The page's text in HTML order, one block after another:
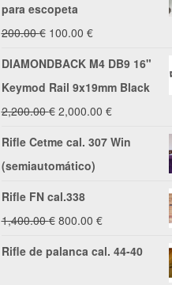
para escopeta
200.00€ El
precio
original
100.00 €El
precio
actual
DIAMONDBACK M4 DB9 16"
Keymod Rail 9x19mm Black
2,200.00€ El
precio
original
2,200.00 €.
2,000.00 €El
precio
Rifle Cetme cal. 307 Win
(semiautomático)
Rifle FN cal.338
1,400.00€ El
precio
800.00 €El
precio
Rifle de palanca cal. 44-40